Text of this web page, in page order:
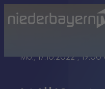
Mo., 17.10.2022, 19:00